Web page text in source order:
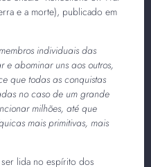
e a morte), publicado em
individuais das
e abominar uns aos outros,
que todas as conquistas
no caso de um grande
milhões, até que
mais primitivas, mais
lida no espírito dos